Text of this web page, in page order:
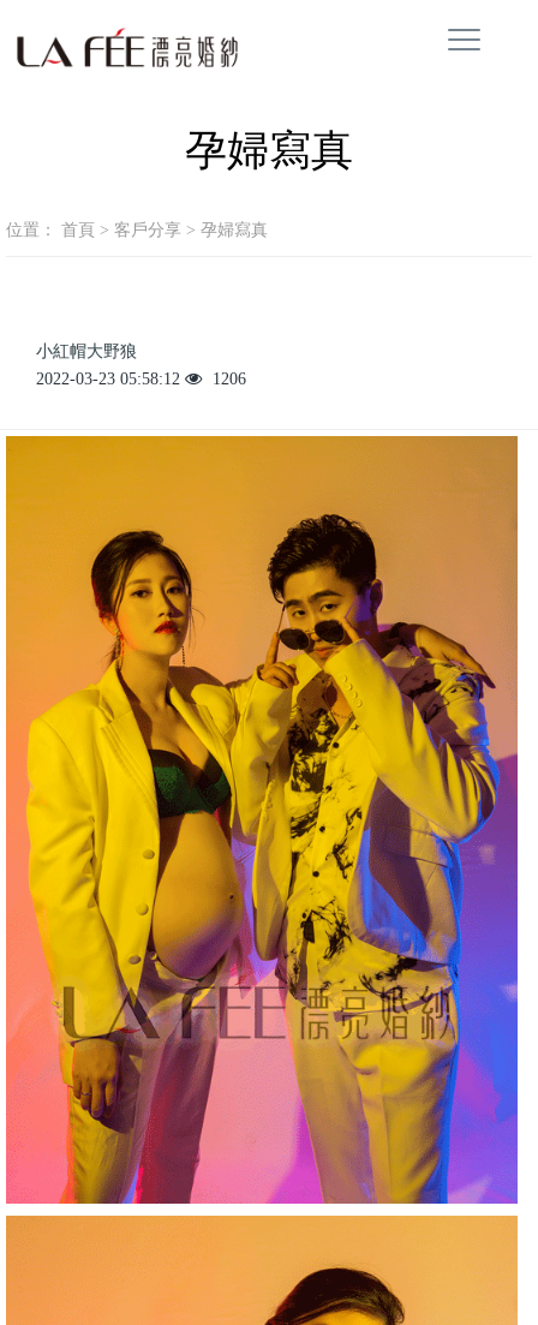
孕婦寫真
位置： 首頁 > 客戶分享 > 孕婦寫真
小紅帽大野狼
2022-03-23 05:58:12 1206